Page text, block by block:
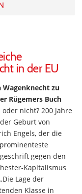
in der EU
Wagenknecht zu
Rügemers Buch
nicht? 200 Jahre
Geburt von
Engels, der die
gegen den
Kapitalismus
Lage der
Klasse in